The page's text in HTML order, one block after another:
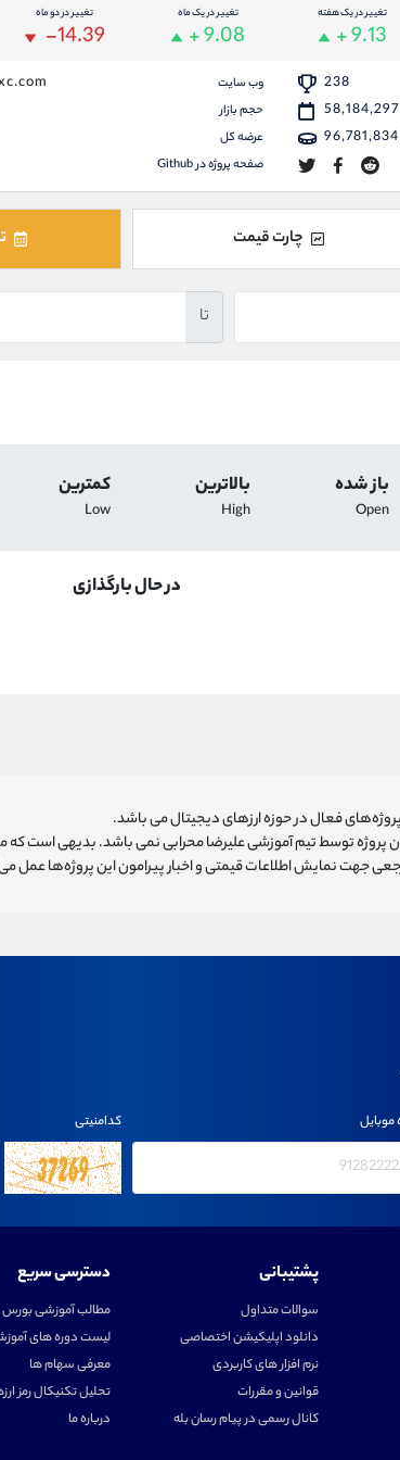
تغییر در یک هفته
+ 9.13
تغییر در یک ماه
+ 9.08
تغییر در دو ماه
-14.39
238 وب سایت
58,184,297 حجم بازار
96,781,834 عرضه کل
صفحه پروژه در Github
چارت قیمت
تا
باز شده
Open
بالاترین
High
کمترین
Low
در حال بارگذازی
فعال در حوزه ارزهای دیجیتال می باشد.
پروژه توسط تیم آموزشی علیرضا محرابی نمی باشد. بدیهی است
جهت نمایش اطلاعات قیمتی و اخبار پیرامون این پروژه‌‌ها عمل
موبایل کدامنیتی
پشتیبانی
سوالات متداول
دانلود اپلیکیشن اختصاصی
نرم افزار های کاربردی
قوانین و مقررات
کانال رسمی در پیام رسان بله
دسترسی سریع
مطالب آموزشی بورس
لیست دوره های
معرفی سهام ها
تحلیل تکنیکال رمز
درباره ما